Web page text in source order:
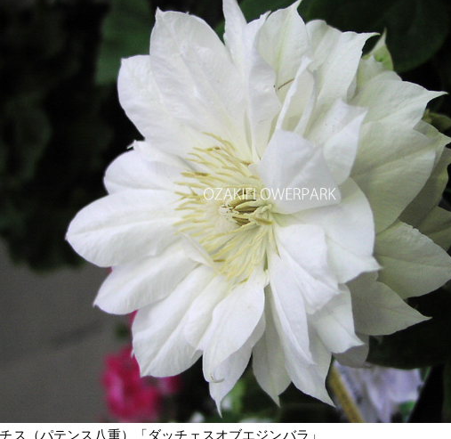
ス（パテンス八重）「ダッチェスオブエジンバラ」